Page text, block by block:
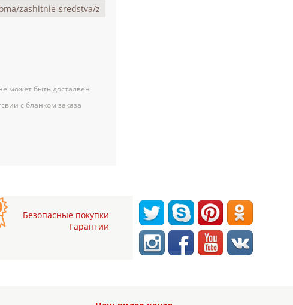
может быть досталвен
с бланком заказа
Безопасные покупки
Гарантии